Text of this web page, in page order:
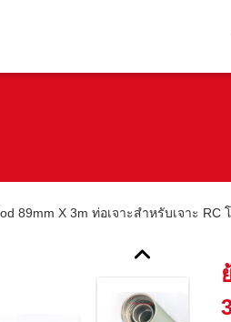
89mm X 3m ท่อเจาะสำหรับเจาะ RC